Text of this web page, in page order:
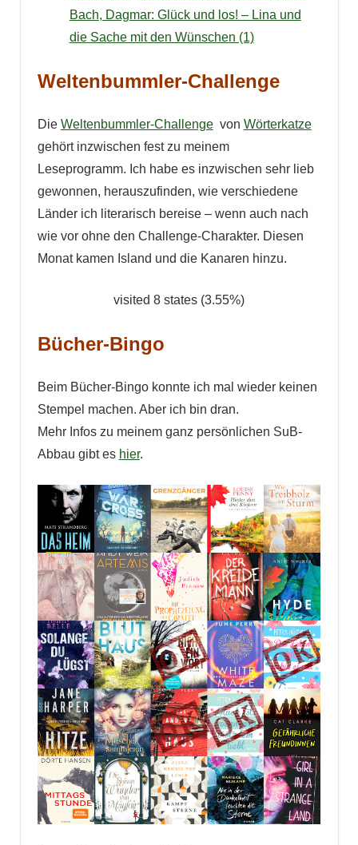
Bach, Dagmar: Glück und los! – Lina und
die Sache mit den Wünschen (1)
Weltenbummler-Challenge
Die Weltenbummler-Challengevon Wörterkatze
gehört inzwischen fest zu meinem
Leseprogramm. Ich habe es inzwischen sehr lieb
gewonnen, herauszufinden, wie verschiedene
Länder ich literarisch bereise – wenn auch nach
wie vor ohne den Challenge-Charakter. Diesen
Monat kamen Island und die Kanaren hinzu.
visited 8 states (3.55%)
Bücher-Bingo
Beim Bücher-Bingo konnte ich mal wieder keinen
Stempel machen. Aber ich bin dran.
Mehr Infos zu meinem ganz persönlichen SuB-
Abbau gibt es hier.